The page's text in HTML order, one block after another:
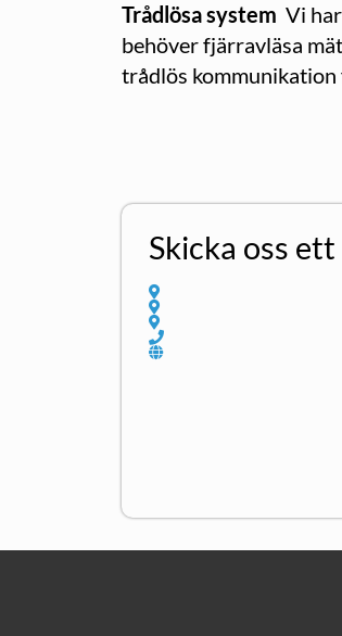
Trådlösa system Vi
behöver fjärravläsa
trådlös
Skicka oss